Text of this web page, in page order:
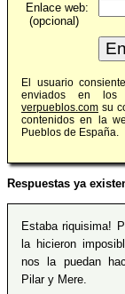
Enlace web:
(opcional)
El usuario
enviados en
verpueblos.com su
contenidos en la
Pueblos de España.
Respuestas ya
Estaba riquisima!
la hicieron
nos la puedan
Pilar y Mere.